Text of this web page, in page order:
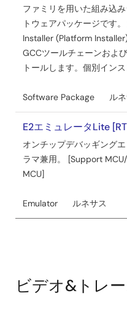
ファミリを用いた組み込
トウェアパッケージです
Installer (Platform
GCCツールチェーンおよ
トールします。個別イン
Software Package ル
E2エミュレータLite
オンチップデバッギング
ラマ兼用。 [Support MCU/
MCU]
Emulator ルネサス
ビデオ&トレ